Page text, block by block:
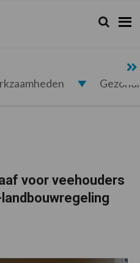
Zoeken...
Zoek
voor veehouders